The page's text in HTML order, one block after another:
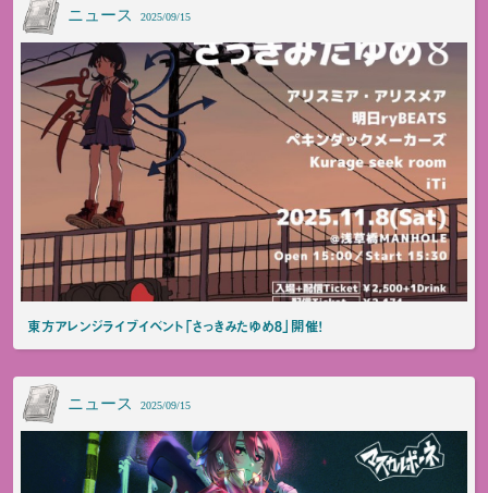
ニュース 2025/09/15
東方アレンジライブイベント「さっきみたゆめ8」開催！
ニュース 2025/09/15